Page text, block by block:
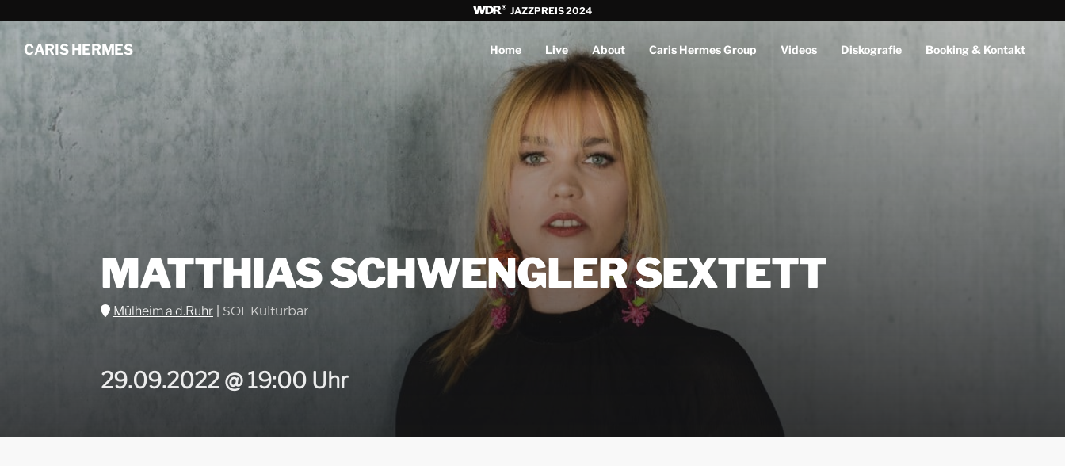
JAZZPREIS 2024
CARIS HERMES Home Live About Caris Hermes Group Videos Diskografie Booking & Kontakt
MATTHIAS SCHWENGLER SEXTETT
Mülheim a.d.Ruhr SOL Kulturbar
29.09.2022 @ 19:00 Uhr